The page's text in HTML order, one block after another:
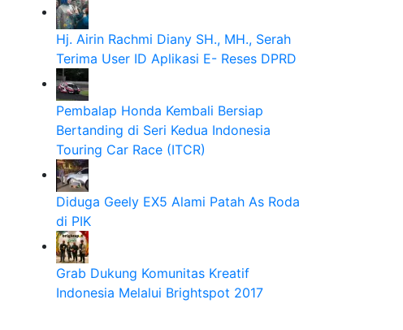
Hj. Airin Rachmi Diany SH., MH., Serah
Terima User ID Aplikasi E- Reses DPRD
Pembalap Honda Kembali Bersiap
Bertanding di Seri Kedua Indonesia
Touring Car Race (ITCR)
Diduga Geely EX5 Alami Patah As Roda
di PIK
Grab Dukung Komunitas Kreatif
Indonesia Melalui Brightspot 2017